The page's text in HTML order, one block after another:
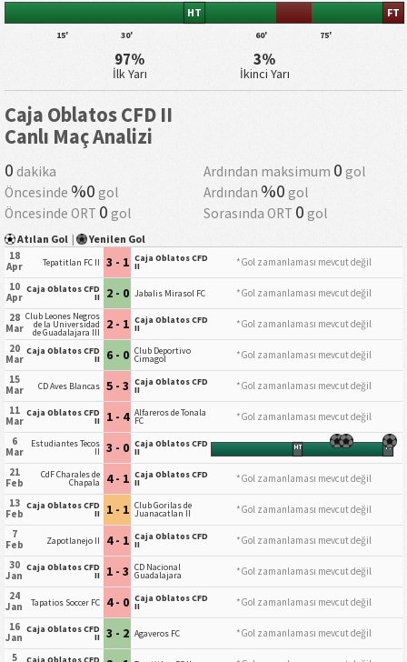
15' 30'
HT
60' 75'
FT
97%
İlk Yarı
3%
İkinci Yarı
Caja Oblatos CFD II
Canlı Maç Analizi
0 dakika Ardından maksimum 0 gol
Öncesinde %0 gol Ardından %0 gol
Öncesinde ORT 0 gol Sorasında ORT 0 gol
Atılan Gol | Yenilen Gol
18
Apr
Tepatitlan FC II 3 - 1 Caja Oblatos CFD
II
*Gol zamanlaması mevcut değil
10
Apr
Caja Oblatos CFD
II 2 - 0 Jabalis Mirasol FC
*Gol zamanlaması mevcut değil
28
Mar
Club Leones Negros
de la Universidad
de Guadalajara III 2 - 1 Caja Oblatos CFD
II
*Gol zamanlaması mevcut değil
20
Mar
Caja Oblatos CFD
II 6 - 0 Club Deportivo
Cimagol
*Gol zamanlaması mevcut değil
15
Mar
CD Aves Blancas 5 - 3 Caja Oblatos CFD
II
*Gol zamanlaması mevcut değil
11
Mar
Caja Oblatos CFD
II 1 - 4 Alfareros de Tonala
FC
*Gol zamanlaması mevcut değil
6
Mar
Estudiantes Tecos
II 3 - 0 Caja Oblatos CFD
II HT FT
21
Feb
CdF Charales de
Chapala 4 - 1 Caja Oblatos CFD
II
*Gol zamanlaması mevcut değil
13
Feb
Caja Oblatos CFD
II 1 - 1 Club Gorilas de
Juanacatlan II
*Gol zamanlaması mevcut değil
7
Feb
Zapotlanejo II 4 - 1 Caja Oblatos CFD
II
*Gol zamanlaması mevcut değil
30
Jan
Caja Oblatos CFD
II 1 - 3 CD Nacional
Guadalajara
*Gol zamanlaması mevcut değil
24
Jan
Tapatios Soccer FC 4 - 0 Caja Oblatos CFD
II
*Gol zamanlaması mevcut değil
16
Jan
Caja Oblatos CFD
II 3 - 2 Agaveros FC
*Gol zamanlaması mevcut değil
5